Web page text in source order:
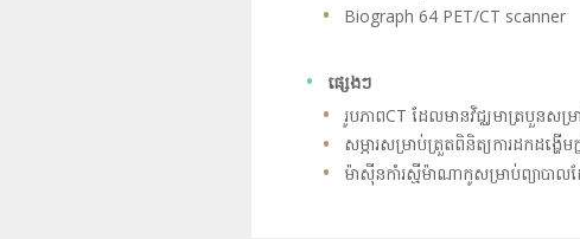
Biograph 64 PET/CT scanner
ផ្សេងៗ
រូបភាពCT ដែលមានវិជ្ឈមាត្របួនស
សម្ភារសម្រាប់ត្រួតពិនិត្យការដកដង្ហើ
ម៉ាស៊ីនកាំរស្មីម៉ាណាកូសម្រាប់ព្យាបា